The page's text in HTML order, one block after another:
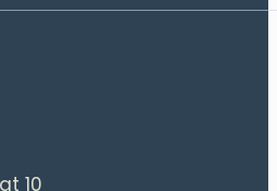
10